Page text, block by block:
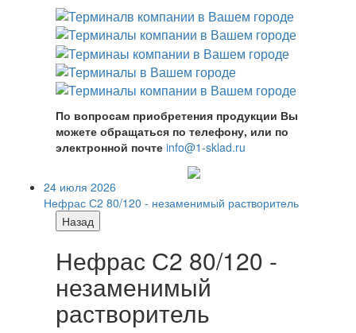
По вопросам приобретения продукции Вы
можете обращаться по телефону, или по
электронной почте info@1-sklad.ru
24 июля 2026
Нефрас С2 80/120 - незаменимый растворитель
Назад
Нефрас С2 80/120 -
незаменимый
растворитель